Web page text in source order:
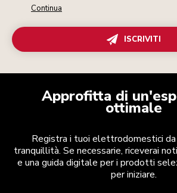
Continua
ISCRIVITI
Approfitta di
ottimale
Registra i tuoi elettrodomestici
tranquillità. Se necessarie, riceverai
e una guida digitale per i prodotti
per iniziare.